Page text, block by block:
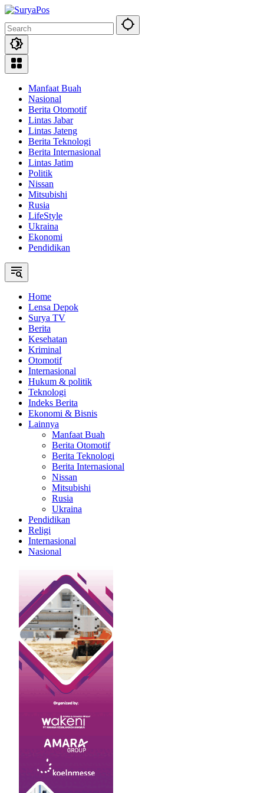
Skip
content
Manfaat Buah
Nasional
Berita Otomotif
Lintas Jabar
Lintas Jateng
Berita Teknologi
Berita Internasional
Lintas Jatim
Politik
Nissan
Mitsubishi
Rusia
LifeStyle
Ukraina
Ekonomi
Pendidikan
Home
Lensa Depok
Surya TV
Berita
Kesehatan
Kriminal
Otomotif
Internasional
Hukum & politik
Teknologi
Indeks Berita
Ekonomi & Bisnis
Lainnya
Manfaat Buah
Berita Otomotif
Berita Teknologi
Berita Internasional
Nissan
Mitsubishi
Rusia
Ukraina
Pendidikan
Religi
Internasional
Nasional